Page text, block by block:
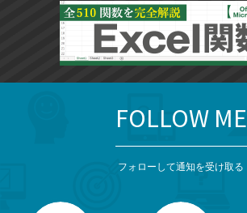
FOLLOW ME
フォローして通知を受け取る